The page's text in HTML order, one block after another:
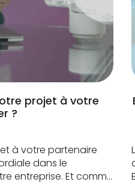
projet à votre
?
à votre partenaire
dans le
entreprise. Et comme